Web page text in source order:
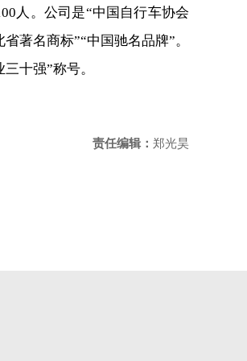
人。公司是“中国自行车协会
著名商标”“中国驰名品牌”。
十强”称号。
责任编辑： 郑光昊